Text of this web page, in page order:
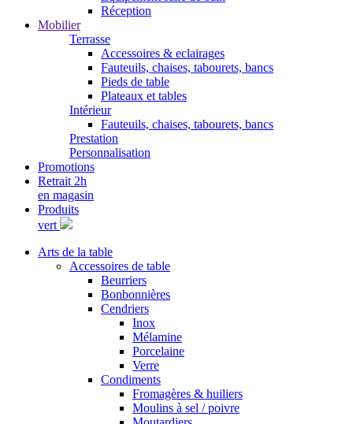
Réception
Mobilier
Terrasse
Accessoires & eclairages
Fauteuils, chaises, tabourets, bancs
Pieds de table
Plateaux et tables
Intérieur
Fauteuils, chaises, tabourets, bancs
Prestation
Personnalisation
Promotions
Retrait 2h
en magasin
Produits
vert
Arts de la table
Accessoires de table
Beurriers
Bonbonnières
Cendriers
Inox
Mélamine
Porcelaine
Verre
Condiments
Fromagères & huiliers
Moulins à sel / poivre